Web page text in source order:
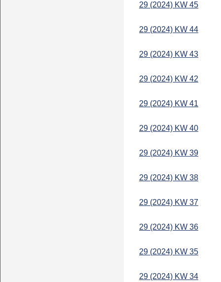
29 (2024) KW 45
29 (2024) KW 44
29 (2024) KW 43
29 (2024) KW 42
29 (2024) KW 41
29 (2024) KW 40
29 (2024) KW 39
29 (2024) KW 38
29 (2024) KW 37
29 (2024) KW 36
29 (2024) KW 35
29 (2024) KW 34